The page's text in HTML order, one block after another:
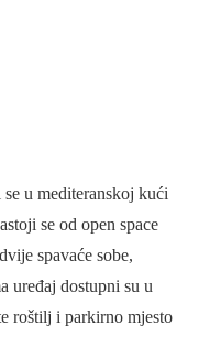
u mediteranskoj kući
se od open space
spavaće sobe,
uređaj dostupni su u
roštilj i parkirno mjesto